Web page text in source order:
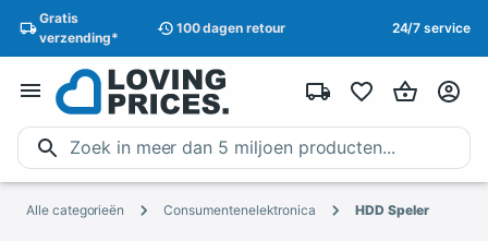
Gratis
verzending*
100 dagen retour 24/7 service
Alle categorieën Consumentenelektronica HDD Speler